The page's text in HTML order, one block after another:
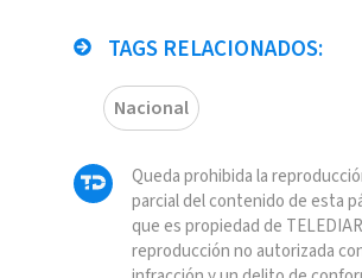
TAGS RELACIONADOS:
Nacional
Queda prohibida la
parcial del contenido de esta
que es propiedad de
reproducción no autorizada